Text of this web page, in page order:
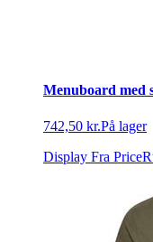
Menuboard med
742,50 kr.På lager
Display Fra